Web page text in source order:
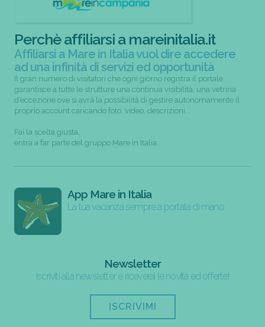
Perchè affiliarsi a mareinitalia.it
Affiliarsi a Mare in Italia vuol dire accedere
ad una infinità di servizi ed opportunità
Il gran numero di visitatori che ogni giorno registra il portale
garantisce a tutte le strutture una continua visibilità; una vetrina
d’eccezione ove si avrà la possibilità di gestire autonomamente il
proprio account caricando foto, video, descrizioni...
Fai la scelta giusta,
entra a far parte del gruppo Mare in Italia
App Mare in Italia
La tua vacanza sempre a portata di mano
Newsletter
Iscriviti alla newsletter e riceverai le novità ed offerte!
ISCRIVIMI